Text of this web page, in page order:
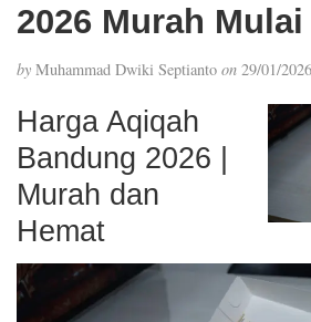
2026 Murah
by Muhammad Dwiki Septianto on 29/01/2026
Harga Aqiqah
Bandung 2026 |
Murah dan
Hemat